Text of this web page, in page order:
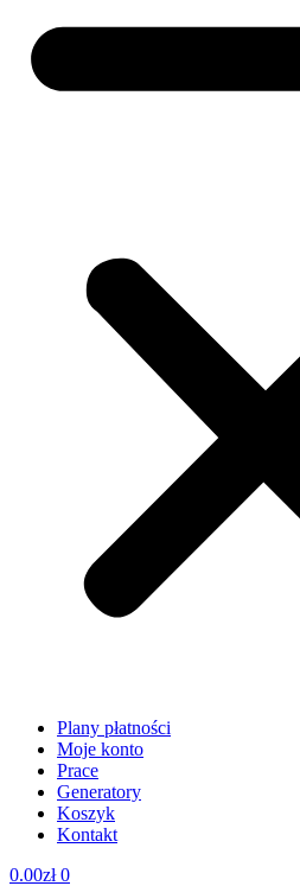
Plany płatności
Moje konto
Prace
Generatory
Koszyk
Kontakt
0.00zł 0